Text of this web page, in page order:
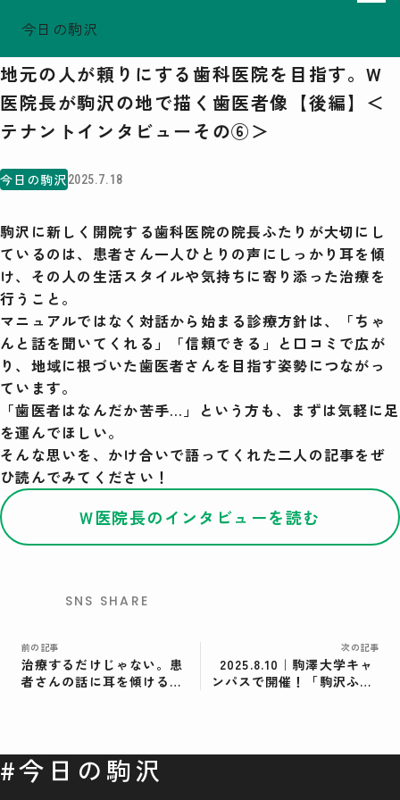
今日の駒沢
ホーム今日の駒沢
地元の人が頼りにする歯科医院を目指す。W
医院長が駒沢の地で描く歯医者像【後編】＜
テナントインタビューその⑥＞
今日の駒沢2025.7.18
駒沢に新しく開院する歯科医院の院長ふたりが大切にし
ているのは、患者さん一人ひとりの声にしっかり耳を傾
け、その人の生活スタイルや気持ちに寄り添った治療を
行うこと。
マニュアルではなく対話から始まる診療方針は、「ちゃ
んと話を聞いてくれる」「信頼できる」と口コミで広が
り、地域に根づいた歯医者さんを目指す姿勢につながっ
ています。
「歯医者はなんだか苦手…」という方も、まずは気軽に足
を運んでほしい。
そんな思いを、かけ合いで語ってくれた二人の記事をぜ
ひ読んでみてください！
W医院長のインタビューを読む
SNS SHARE
前の記事
治療するだけじゃない。患
者さんの話に耳を傾ける歯
次の記事
2025.8.10｜駒澤大学キャ
ンパスで開催！「駒沢ふれ
TODAY - 2026.08.07
駒沢この頃
特集一覧
COMOREVI Smiles
EVENT & NEWS
COMOREVI MAP
前月 202608 次月
SUN
26 27 28 29 30 31
2
3 5 6 7
8
9
10 11 12 13 14
15
16
17 18 19 20 21
22
23
25 26 27 28
30
#今日の駒沢